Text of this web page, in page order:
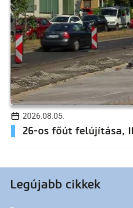
2026.08.05.
26-os főút felújítása,
Legújabb cikkek